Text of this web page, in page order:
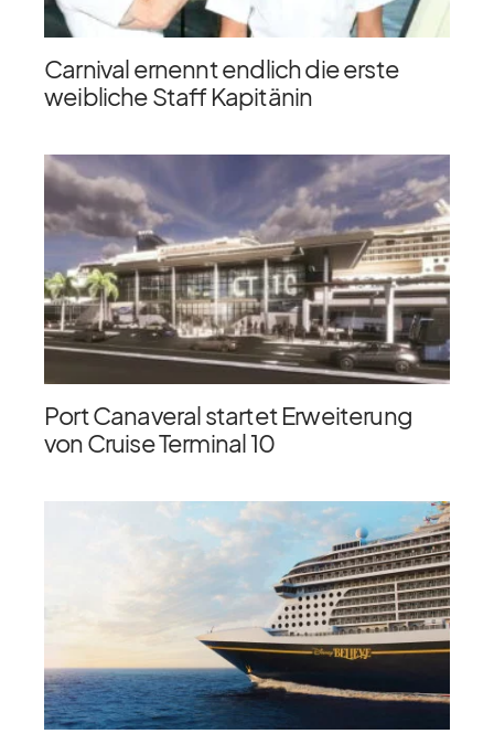
Carnival ernennt endlich die erste
weibliche Staff Kapitänin
Port Canaveral startet Erweiterung
von Cruise Terminal 10